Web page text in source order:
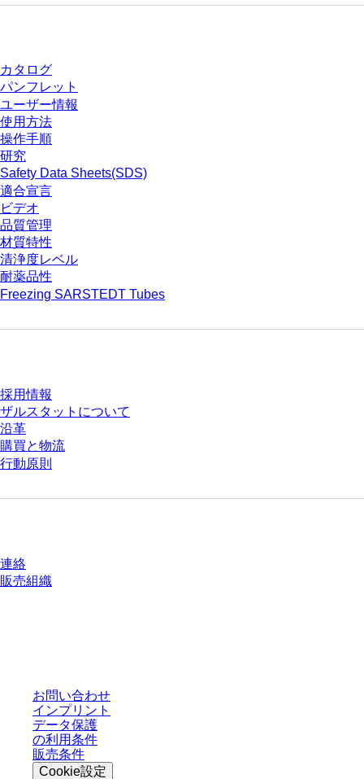
カタログ
パンフレット
ユーザー情報
使用方法
操作手順
研究
Safety Data Sheets(SDS)
適合宣言
ビデオ
品質管理
材質特性
清浄度レベル
耐薬品性
Freezing SARSTEDT Tubes
採用情報
ザルスタットについて
沿革
購買と物流
行動原則
連絡
販売組織
お問い合わせ
インプリント
データ保護
の利用条件
販売条件
Cookie設定